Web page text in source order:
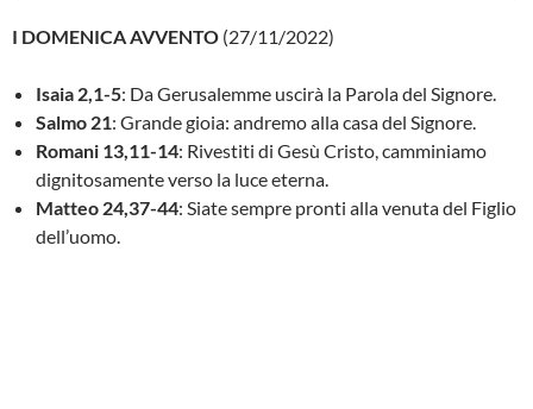
I DOMENICA AVVENTO (27/11/2022)
Isaia 2,1-5: Da Gerusalemme uscirà la Parola del Signore.
Salmo 21: Grande gioia: andremo alla casa del Signore.
Romani 13,11-14: Rivestiti di Gesù Cristo, camminiamo
dignitosamente verso la luce eterna.
Matteo 24,37-44: Siate sempre pronti alla venuta del Figlio
dell’uomo.